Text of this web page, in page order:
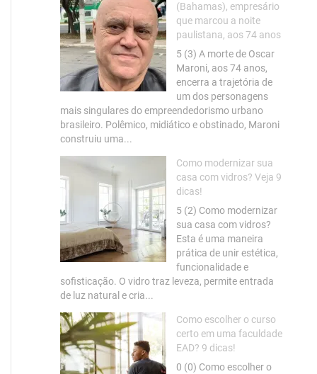
(Bahamas), empresário
que marcou a noite
paulistana, aos 74 anos
5 (3) A morte de Oscar
Maroni, aos 74 anos,
encerra a trajetória de
um dos personagens
mais singulares do empreendedorismo urbano
brasileiro. Polêmico, midiático e obstinado, Maroni
construiu uma...
Como modernizar sua
casa com vidros? Veja 9
dicas!
5 (2) Como modernizar
sua casa com vidros?
Esta é uma maneira
prática de unir estética,
funcionalidade e
sofisticação. O vidro traz leveza, permite entrada
de luz natural e cria...
Como escolher o curso
certo em uma faculdade
EAD? 9 dicas!
0 (0) Como escolher o